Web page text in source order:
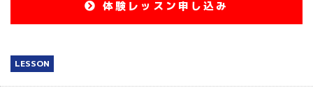
体験レッスン申し込み
LESSON